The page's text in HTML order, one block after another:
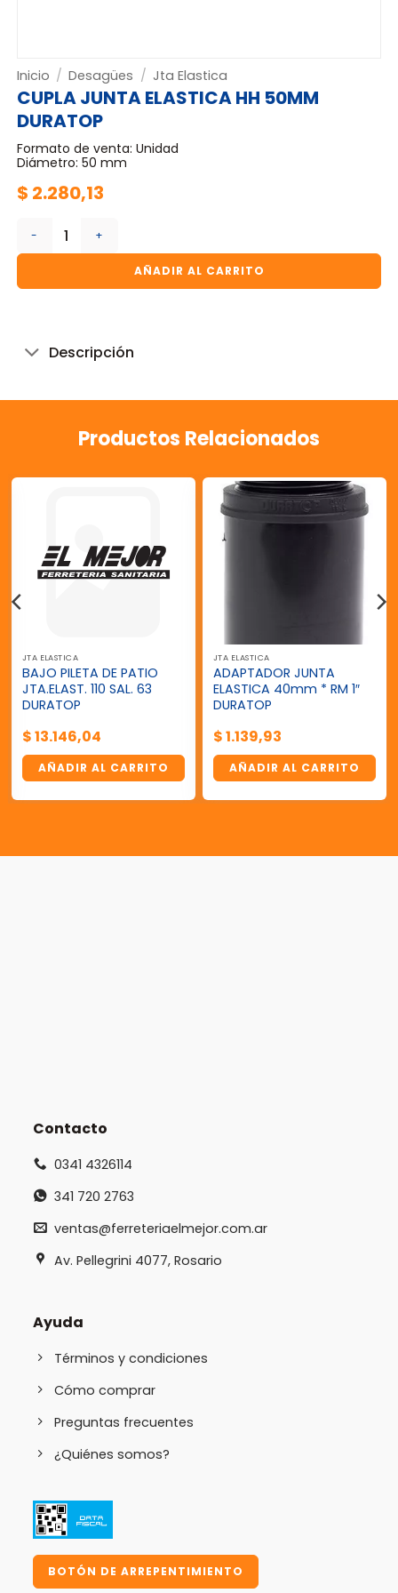
Inicio / Desagües / Jta Elastica
CUPLA JUNTA ELASTICA HH 50MM
DURATOP
Formato de venta: Unidad
Diámetro: 50 mm
$ 2.280,13
CUPLA JUNTA ELASTICA HH 50MM DURATOP cantidad
AÑADIR AL CARRITO
Descripción
Productos Relacionados
JTA ELASTICA
BAJO PILETA DE PATIO
JTA.ELAST. 110 SAL. 63
DURATOP
$13.146,04
AÑADIR AL CARRITO
JTA ELASTICA
ADAPTADOR JUNTA
ELASTICA 40mm * RM 1″
DURATOP
$1.139,93
AÑADIR AL CARRITO
Contacto
0341 4326114
341 720 2763
ventas@ferreteriaelmejor.com.ar
Av. Pellegrini 4077, Rosario
Ayuda
Términos y condiciones
Cómo comprar
Preguntas frecuentes
¿Quiénes somos?
BOTÓN DE ARREPENTIMIENTO